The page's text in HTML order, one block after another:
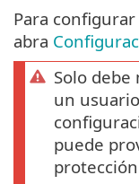
Para
abra
Solo debe
un
puede